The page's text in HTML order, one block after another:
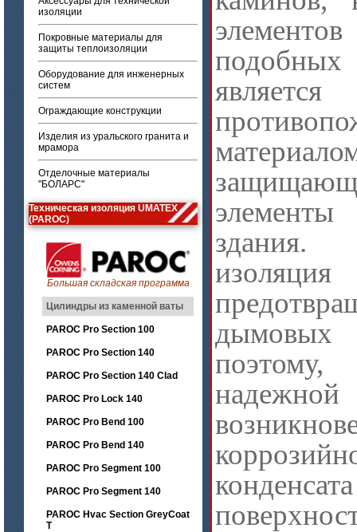
изоляции
Покровные материалы для
защиты теплоизоляции
Оборудование для инженерных
систем
Ограждающие конструкции
Изделия из уральского гранита и
мрамора
Отделочные материалы
"БОЛАРС"
Техническая изоляция UMATEX
(PAROC)
Большая складская программа
Цилиндры из каменной ваты
PAROC Pro Section 100
PAROC Pro Section 140
PAROC Pro Section 140 Clad
PAROC Pro Lock 140
PAROC Pro Bend 100
PAROC Pro Bend 140
PAROC Pro Segment 100
PAROC Pro Segment 140
PAROC Hvac Section GreyCoat
T
здания.